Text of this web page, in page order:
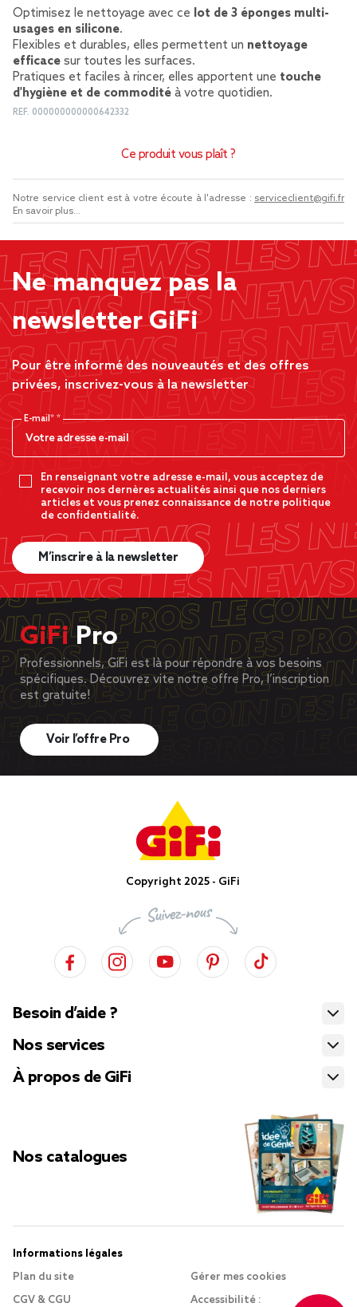
Optimisez le nettoyage avec ce lot de 3 éponges multi-
usages en silicone.
Flexibles et durables, elles permettent un nettoyage
efficace sur toutes les surfaces.
Pratiques et faciles à rincer, elles apportent une touche
d'hygiène et de commodité à votre quotidien.
REF. 000000000000642332
Ce produit vous plaît ?
Notre service client est à votre écoute à l'adresse : serviceclient@gifi.fr
En savoir plus...
Ne manquez pas la
newsletter GiFi
Pour être informé des nouveautés et des offres
privées, inscrivez-vous à la newsletter
E-mail*
En renseignant votre adresse e-mail, vous acceptez de
recevoir nos dernères actualités ainsi que nos derniers
articles et vous prenez connaissance de notre politique
de confidentialité.
M’inscrire à la newsletter
GiFiPro
Professionnels, GiFi est là pour répondre à vos besoins
spécifiques. Découvrez vite notre offre Pro, l’inscription
est gratuite!
Voir l’offre Pro
Copyright 2025 - GiFi
Besoin d’aide ?
Nos services
À propos de GiFi
Nos catalogues
Informations légales
Plan du site
CGV & CGU
Gérer mes cookies
Accessibilité :